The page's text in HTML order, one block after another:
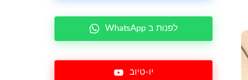
WhatsApp לפנות ב
יו-טיוב